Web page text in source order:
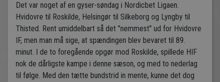
Det var noget af en gyser-søndag i Nordicbet Ligaen.
Hvidovre til Roskilde, Helsingør til Silkeborg og Lyngby til
Thisted. Rent umiddelbart så det "nemmest" ud for Hvidovre
IF, men man må sige, at spændingen blev bevaret til 89.
minut. I de to foregående opgør mod Roskilde, spillede HIF
nok de dårligste kampe i denne sæson, og med to nederlag
til følge. Med den tætte bundstrid in mente, kunne det dog